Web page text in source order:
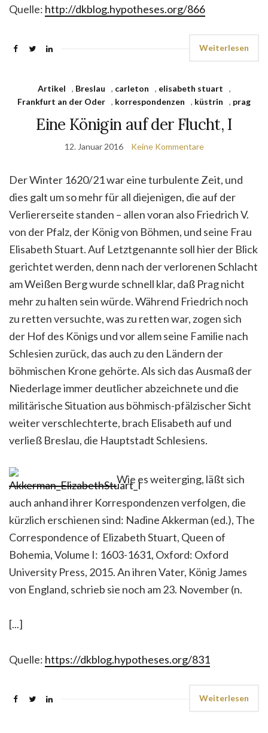
Quelle: http://dkblog.hypotheses.org/866
Weiterlesen
Artikel , Breslau , carleton , elisabeth stuart
,
Frankfurt an der Oder , korrespondenzen , küstrin , prag
Eine Königin auf der Flucht, I
12. Januar 2016 Keine Kommentare
Der Winter 1620/21 war eine turbulente Zeit, und
dies galt um so mehr für all diejenigen, die auf der
Verliererseite standen – allen voran also Friedrich V.
von der Pfalz, der König von Böhmen, und seine Frau
Elisabeth Stuart.Auf Letztgenannte soll hier der Blick
gerichtet werden, denn nach der verlorenen Schlacht
am Weißen Berg wurde schnell klar, daß Prag nicht
mehr zu halten sein würde. Während Friedrich noch
zu retten versuchte, was zu retten war, zogen sich
der Hof des Königs und vor allem seine Familie nach
Schlesien zurück, das auch zu den Ländern der
böhmischen Krone gehörte. Als sich das Ausmaß der
Niederlage immer deutlicher abzeichnete und die
militärische Situation aus böhmisch-pfälzischer Sicht
weiter verschlechterte, brach Elisabeth auf und
verließ Breslau, die Hauptstadt Schlesiens.
Wie es weiterging, läßt sich
auch anhand ihrer Korrespondenzen verfolgen, die
kürzlich erschienen sind: Nadine Akkerman (ed.), The
Correspondence of Elizabeth Stuart, Queen of
Bohemia, Volume I: 1603-1631, Oxford: Oxford
University Press, 2015. An ihren Vater, König James
von England, schrieb sie noch am 23. November (n.
[...]
Quelle: https://dkblog.hypotheses.org/831
Weiterlesen